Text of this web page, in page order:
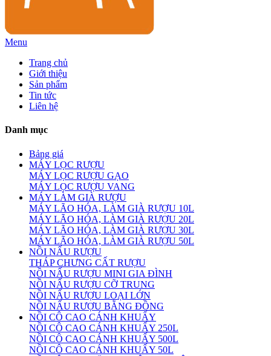
Menu
Trang chủ
Giới thiệu
Sản phẩm
Tin tức
Liên hệ
Danh mục
Bảng giá
MÁY LỌC RƯỢU
MÁY LỌC RƯỢU GẠO
MÁY LỌC RƯỢU VANG
MÁY LÀM GIÀ RƯỢU
MÁY LÃO HÓA, LÀM GIÀ RƯỢU 10L
MÁY LÃO HÓA, LÀM GIÀ RƯỢU 20L
MÁY LÃO HÓA, LÀM GIÀ RƯỢU 30L
MÁY LÃO HÓA, LÀM GIÀ RƯỢU 50L
NỒI NẤU RƯỢU
THÁP CHƯNG CẤT RƯỢU
NỒI NẤU RƯỢU MINI GIA ĐÌNH
NỒI NẤU RƯỢU CỠ TRUNG
NỒI NẤU RƯỢU LOẠI LỚN
NỒI NẤU RƯỢU BẰNG ĐỒNG
NỒI CÔ CAO CÁNH KHUẤY
NỒI CÔ CAO CÁNH KHUẤY 250L
NỒI CÔ CAO CÁNH KHUẤY 500L
NỒI CÔ CAO CÁNH KHUẤY 50L